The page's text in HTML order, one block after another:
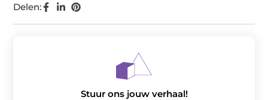
Delen:
Stuur ons jouw verhaal!